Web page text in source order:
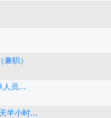
职）
人员...
半小时...